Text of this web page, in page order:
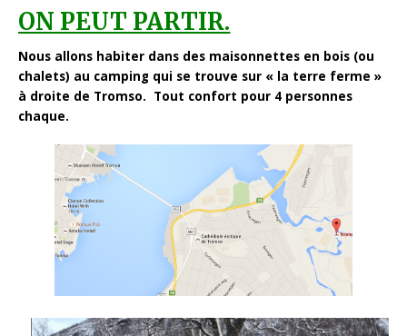
ON PEUT PARTIR.
Nous allons habiter dans des maisonnettes en bois (ou
chalets) au camping qui se trouve sur « la terre ferme »
à droite de Tromso. Tout confort pour 4 personnes
chaque.